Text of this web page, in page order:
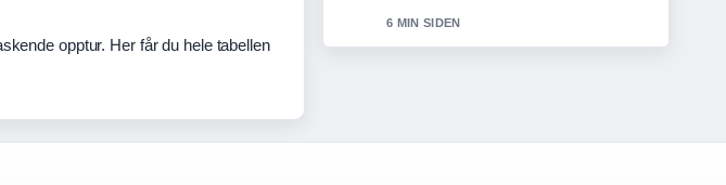
opptur. Her får du hele tabellen
6 MIN SIDEN